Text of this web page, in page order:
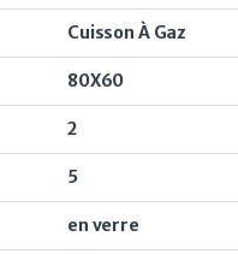
Cuisson À Gaz
80X60
2
5
en verre